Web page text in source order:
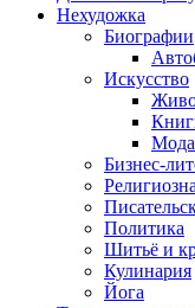
Нехудожка
Биографии
Искусство
Мода
Бизнес-
Политика
Шитьё и
Кулинария
Йога